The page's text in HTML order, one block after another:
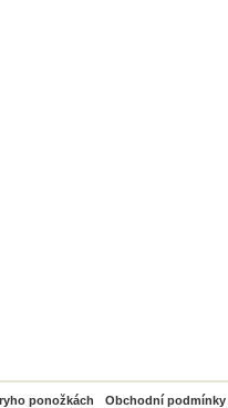
ponožkách Obchodní podmínky
PayPal